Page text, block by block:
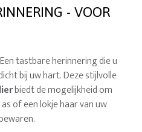
- VOOR
tastbare herinnering die u
bij uw hart. Deze stijlvolle
biedt de mogelijkheid om
of een lokje haar van uw